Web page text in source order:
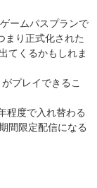
ームパスプランで
まり正式化された
てくるかもしれま
プレイできるこ
程度で入れ替わる
間限定配信になる